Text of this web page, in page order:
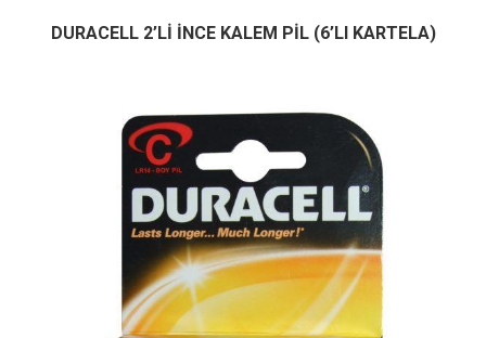
DURACELL 2’Lİ İNCE KALEM PİL (6’LI KARTELA)